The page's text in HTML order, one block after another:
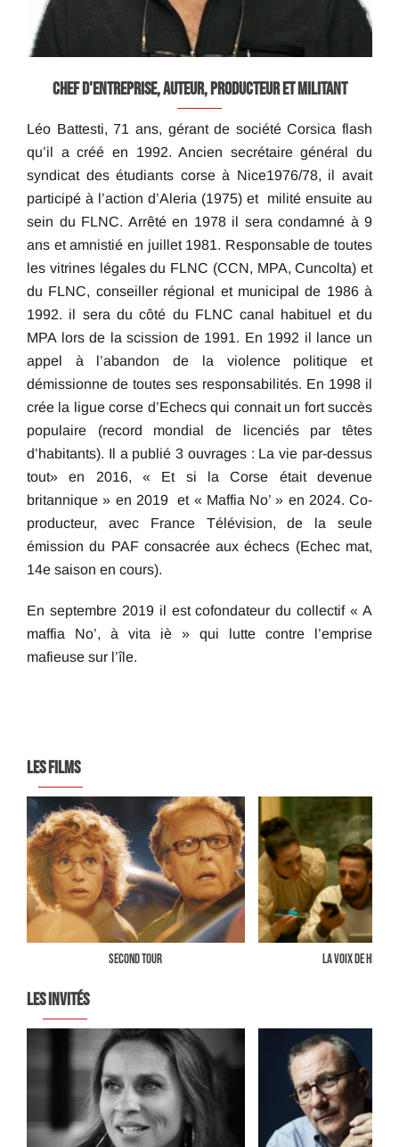
CHEF D'ENTREPRISE, AUTEUR, PRODUCTEUR ET MILITANT
Léo Battesti, 71 ans, gérant de société Corsica flash
qu’il a créé en 1992. Ancien secrétaire général du
syndicat des étudiants corse à Nice1976/78, il avait
participé à l’action d’Aleria (1975) et milité ensuite au
sein du FLNC. Arrêté en 1978 il sera condamné à 9
ans et amnistié en juillet 1981. Responsable de toutes
les vitrines légales du FLNC (CCN, MPA, Cuncolta) et
du FLNC, conseiller régional et municipal de 1986 à
1992. il sera du côté du FLNC canal habituel et du
MPA lors de la scission de 1991. En 1992 il lance un
appel à l’abandon de la violence politique et
démissionne de toutes ses responsabilités. En 1998 il
crée la ligue corse d’Echecs qui connait un fort succès
populaire (record mondial de licenciés par têtes
d’habitants). Il a publié 3 ouvrages : La vie par-dessus
tout» en 2016, « Et si la Corse était devenue
britannique » en 2019 et « Maffia No’ » en 2024. Co-
producteur, avec France Télévision, de la seule
émission du PAF consacrée aux échecs (Echec mat,
14e saison en cours).
En septembre 2019 il est cofondateur du collectif « A
maffia No’, à vita iè » qui lutte contre l’emprise
mafieuse sur l’île.
LES FILMS
SECOND TOUR LA VOIX DE HIND
LES INVITÉS